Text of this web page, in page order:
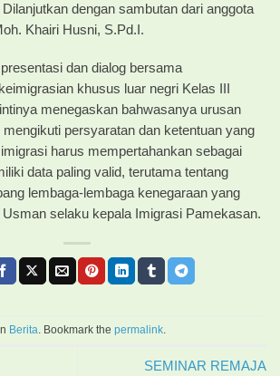
dengan sambutan dari anggota
Khairi Husni, S.Pd.I.
dan dialog bersama
khusus luar negri Kelas III
menegaskan bahwasanya urusan
persyaratan dan ketentuan yang
harus mempertahankan sebagai
data paling valid, terutama tentang
lembaga-lembaga kenegaraan yang
Usman selaku kepala Imigrasi Pamekasan.
Berita . Bookmark the permalink
SEMINAR REMAJA